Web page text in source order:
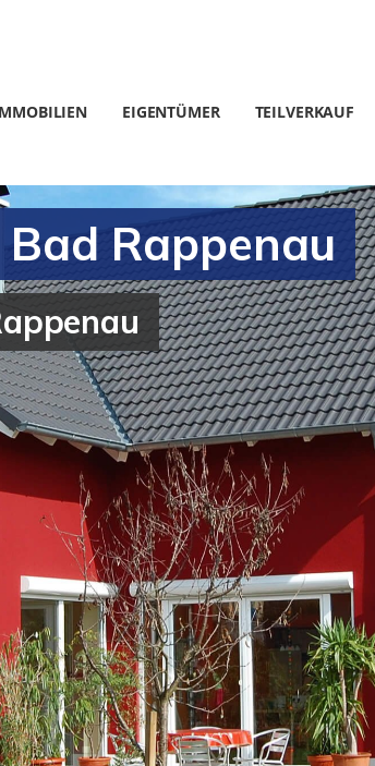
EIGENTÜMER TEILVERKAUF
Rappenau